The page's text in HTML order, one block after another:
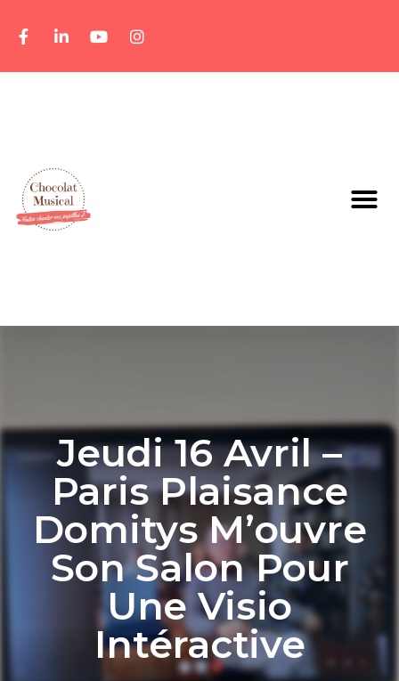
Jeudi 16 Avril –
Paris Plaisance
Domitys M’ouvre
Son Salon Pour
Une Visio
Intéractive